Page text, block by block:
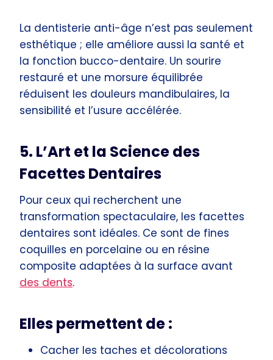
La dentisterie anti-âge n’est pas seulement
esthétique ; elle améliore aussi la santé et
la fonction bucco-dentaire. Un sourire
restauré et une morsure équilibrée
réduisent les douleurs mandibulaires, la
sensibilité et l’usure accélérée.
5. L’Art et la Science des
Facettes Dentaires
Pour ceux qui recherchent une
transformation spectaculaire, les facettes
dentaires sont idéales. Ce sont de fines
coquilles en porcelaine ou en résine
composite adaptées à la surface avant
des dents.
Elles permettent de :
Cacher les taches et décolorations